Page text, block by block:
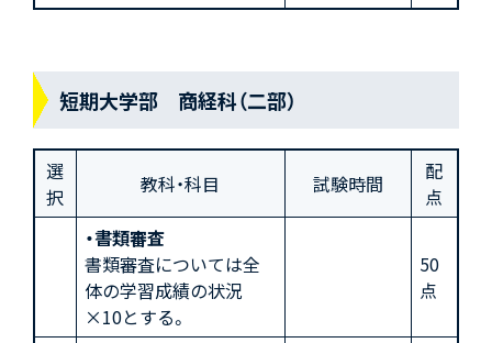
短期大学部 商経科（二部）
選
択
教科・科目 試験時間
配
点
・書類審査
書類審査については全
体の学習成績の状況
×10とする。
50
点